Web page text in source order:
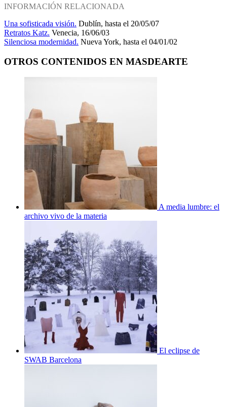
INFORMACIÓN RELACIONADA
Una sofisticada visión. Dublín, hasta el 20/05/07
Retratos Katz. Venecia, 16/06/03
Silenciosa modernidad. Nueva York, hasta el 04/01/02
OTROS CONTENIDOS EN MASDEARTE
A media lumbre: el
archivo vivo de la materia
El eclipse de
SWAB Barcelona